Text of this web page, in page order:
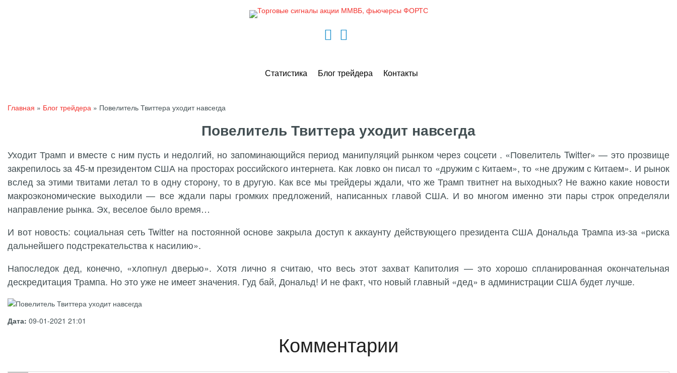
Статистика Блог трейдера Контакты
Главная » Блог трейдера » Повелитель Твиттера уходит навсегда
Повелитель Твиттера уходит навсегда
Уходит Трамп и вместе с ним пусть и недолгий, но запоминающийся период манипуляций рынком через соцсети . «Повелитель Twitter» — это прозвище
закрепилось за 45-м президентом США на просторах российского интернета. Как ловко он писал то «дружим с Китаем», то «не дружим с Китаем». И рынок
вслед за этими твитами летал то в одну сторону, то в другую. Как все мы трейдеры ждали, что же Трамп твитнет на выходных? Не важно какие новости
макроэкономические выходили — все ждали пары громких предложений, написанных главой США. И во многом именно эти пары строк определяли
направление рынка. Эх, веселое было время…
И вот новость: социальная сеть Twitter на постоянной основе закрыла доступ к аккаунту действующего президента США Дональда Трампа из-за «риска
дальнейшего подстрекательства к насилию».
Напоследок дед, конечно, «хлопнул дверью». Хотя лично я считаю, что весь этот захват Капитолия — это хорошо спланированная окончательная
дескредитация Трампа. Но это уже не имеет значения. Гуд бай, Дональд! И не факт, что новый главный «дед» в администрации США будет лучше.
Дата: 09-01-2021 21:01
Комментарии